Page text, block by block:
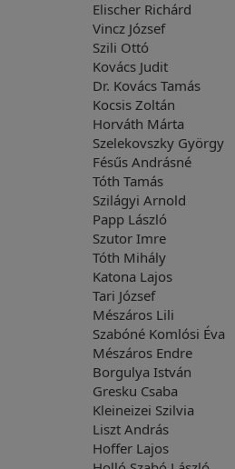
Elischer Richárd
Vincz József
Szili Ottó
Kovács Judit
Dr. Kovács Tamás
Kocsis Zoltán
Horváth Márta
Szelekovszky György
Fésűs Andrásné
Tóth Tamás
Szilágyi Arnold
Papp László
Szutor Imre
Tóth Mihály
Katona Lajos
Tari József
Mészáros Lili
Szabóné Komlósi Éva
Mészáros Endre
Borgulya István
Gresku Csaba
Kleineizei Szilvia
Liszt András
Hoffer Lajos